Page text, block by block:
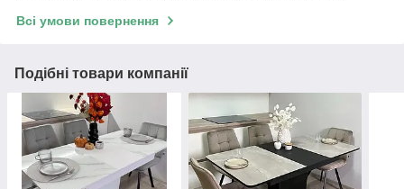
Всі умови повернення
Подібні товари компанії